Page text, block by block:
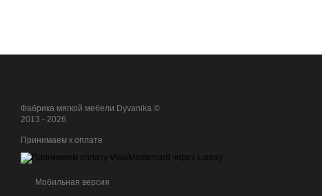
Фабрика мягкой мебели Dyvanika ©
2013 - 2026
Принимаем к оплате
Мобильная версия